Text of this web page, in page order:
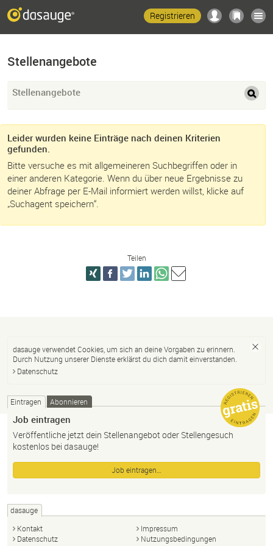
Registrieren
Stellenangebote
Stellenangebote
Leider wurden keine Einträge nach deinen Kriterien
gefunden.
Bitte versuche es mit allgemeineren Suchbegriffen oder in
einer anderen Kategorie. Wenn du über neue Ergebnisse zu
deiner Abfrage per E-Mail informiert werden willst, klicke auf
„Suchagent speichern“.
Teilen
dasauge verwendet Cookies, um sich an deine Vorgaben zu erinnern.
Durch Nutzung unserer Dienste erklärst du dich damit einverstanden.
Datenschutz
Eintragen Abonnieren
Job eintragen
Veröffentliche jetzt dein Stellenangebot oder Stellengesuch
kostenlos bei dasauge!
Job eintragen…
dasauge
Kontakt
Impressum
Datenschutz
Nutzungsbedingungen